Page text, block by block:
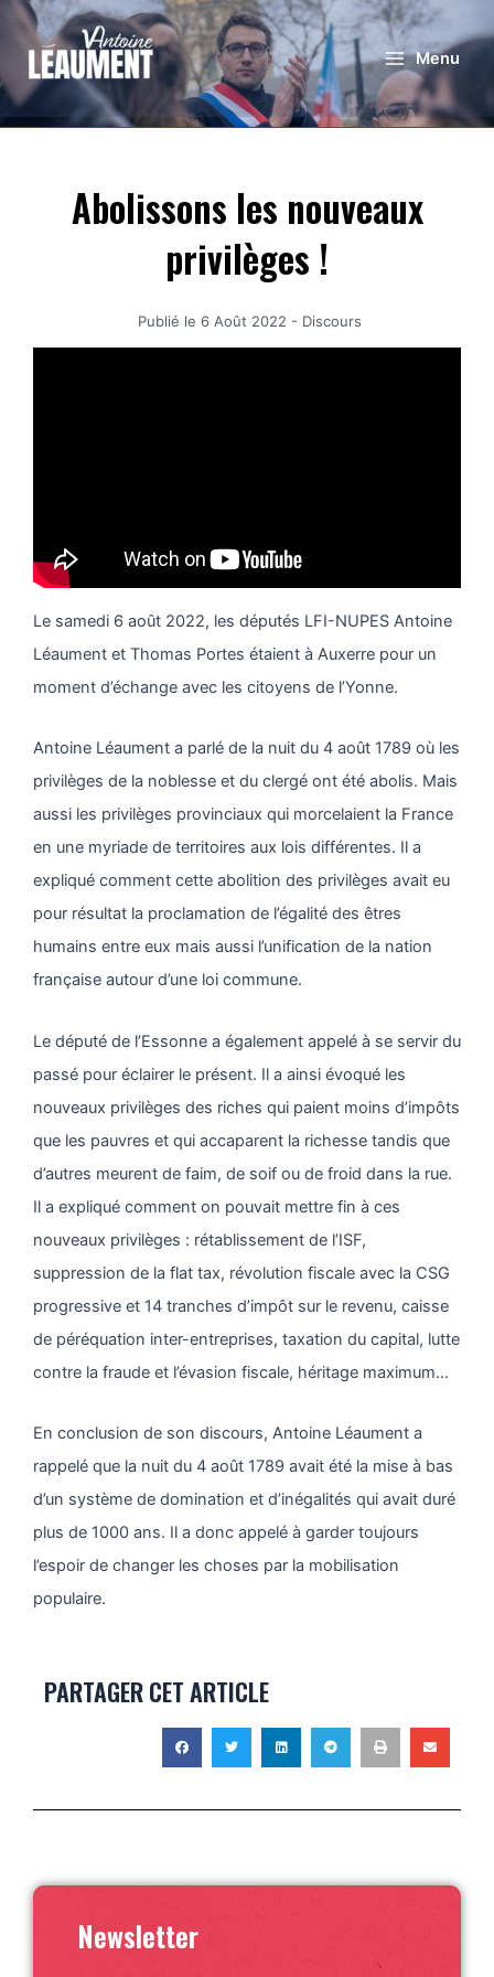
Menu
Abolissons les nouveaux
privilèges !
Publié le 6 Août 2022 - Discours
Le samedi 6 août 2022, les députés LFI-NUPES Antoine
Léaument et Thomas Portes étaient à Auxerre pour un
moment d’échange avec les citoyens de l’Yonne.
Antoine Léaument a parlé de la nuit du 4 août 1789 où les
privilèges de la noblesse et du clergé ont été abolis. Mais
aussi les privilèges provinciaux qui morcelaient la France
en une myriade de territoires aux lois différentes. Il a
expliqué comment cette abolition des privilèges avait eu
pour résultat la proclamation de l’égalité des êtres
humains entre eux mais aussi l’unification de la nation
française autour d’une loi commune.
Le député de l’Essonne a également appelé à se servir du
passé pour éclairer le présent. Il a ainsi évoqué les
nouveaux privilèges des riches qui paient moins d’impôts
que les pauvres et qui accaparent la richesse tandis que
d’autres meurent de faim, de soif ou de froid dans la rue.
Il a expliqué comment on pouvait mettre fin à ces
nouveaux privilèges : rétablissement de l’ISF,
suppression de la flat tax, révolution fiscale avec la CSG
progressive et 14 tranches d’impôt sur le revenu, caisse
de péréquation inter-entreprises, taxation du capital, lutte
contre la fraude et l’évasion fiscale, héritage maximum…
En conclusion de son discours, Antoine Léaument a
rappelé que la nuit du 4 août 1789 avait été la mise à bas
d’un système de domination et d’inégalités qui avait duré
plus de 1000 ans. Il a donc appelé à garder toujours
l’espoir de changer les choses par la mobilisation
populaire.
PARTAGER CET ARTICLE
Newsletter